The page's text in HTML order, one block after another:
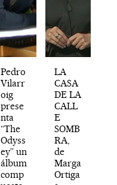
Pedro
Vilarr
oig
prese
nta
“The
Odyss
ey” un
álbum
comp
LA
CASA
DE LA
CALL
E
SOMB
RA,
de
Marga
Ortiga